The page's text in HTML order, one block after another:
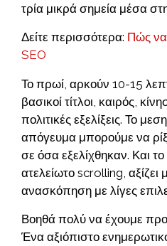
τρία μικρά σημεία μέσα
Δείτε περισσότερα: Πώς να
SEO
Το πρωί, αρκούν 10-15
βασικοί τίτλοι, καιρός,
πολιτικές εξελίξεις. Το
απόγευμα μπορούμε να
σε όσα εξελίχθηκαν. Και
ατελείωτο scrolling, αξίζει
ανασκόπηση με λίγες
Βοηθά πολύ να έχουμε
Ένα αξιόπιστο